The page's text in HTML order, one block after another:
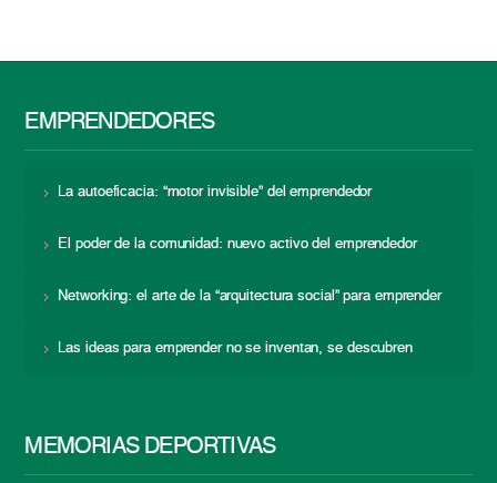
EMPRENDEDORES
La autoeficacia: “motor invisible” del emprendedor
El poder de la comunidad: nuevo activo del emprendedor
Networking: el arte de la “arquitectura social” para emprender
Las ideas para emprender no se inventan, se descubren
MEMORIAS DEPORTIVAS